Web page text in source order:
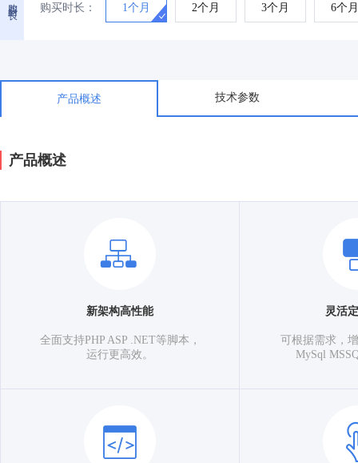
购买时长： 1个月 2个月 3个月 6个月
产品概述 技术参数
产品概述
新架构高性能
全面支持PHP ASP .NET等脚本，
运行更高效。
灵活
可根据需求，
MySql